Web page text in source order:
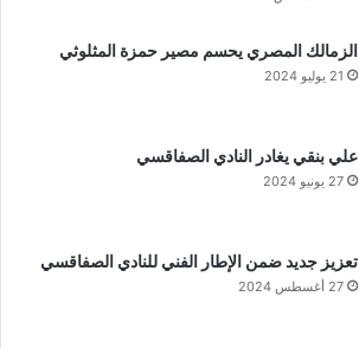
الزمالك المصري يحسم مصير حمزة المثلوثي
21 يوليو 2024
علي بنقي يغادر النادي الصفاقسي
27 يونيو 2024
تعزيز جديد ضمن الإطار الفني للنادي الصفاقسي
27 أغسطس 2024